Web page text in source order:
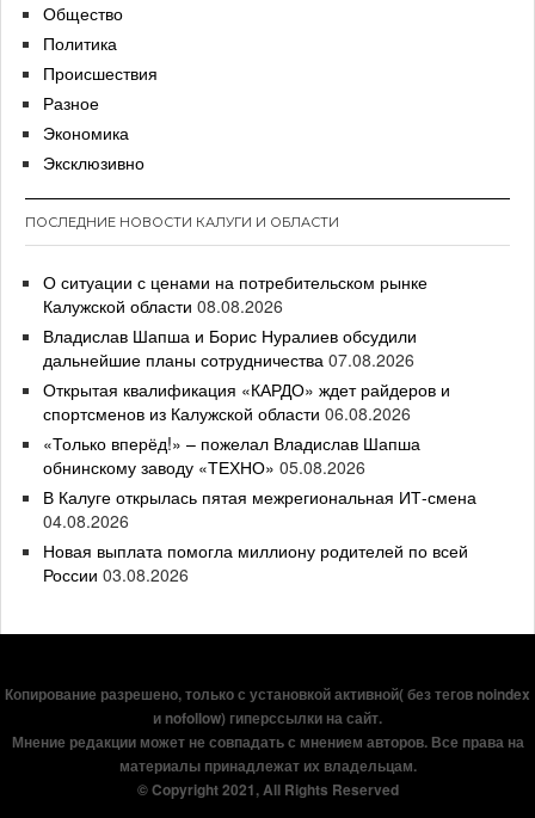
Общество
Политика
Происшествия
Разное
Экономика
Эксклюзивно
ПОСЛЕДНИЕ НОВОСТИ КАЛУГИ И ОБЛАСТИ
О ситуации с ценами на потребительском рынке
Калужской области 08.08.2026
Владислав Шапша и Борис Нуралиев обсудили
дальнейшие планы сотрудничества 07.08.2026
Открытая квалификация «КАРДО» ждет райдеров и
спортсменов из Калужской области 06.08.2026
«Только вперёд!» – пожелал Владислав Шапша
обнинскому заводу «ТЕХНО» 05.08.2026
В Калуге открылась пятая межрегиональная ИТ-смена
04.08.2026
Новая выплата помогла миллиону родителей по всей
России 03.08.2026
Копирование разрешено, только с установкой активной( без тегов noindex
и nofollow) гиперссылки на сайт.
Мнение редакции может не совпадать с мнением авторов. Все права на
материалы принадлежат их владельцам.
© Copyright 2021, All Rights Reserved